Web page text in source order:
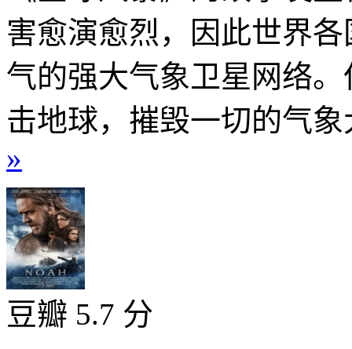
害愈演愈烈，因此世界
气的强大气象卫星网络
击地球，摧毁一切的气
»
豆瓣 5.7 分